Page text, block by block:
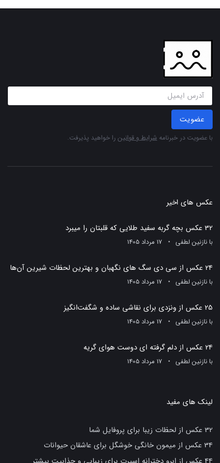
عضویت
با عضویت در خبرنامه شرایط و قوانین را خواهید پذیرفت.
عکس های اخیر
32 عکس بچه گربه سفید طلایی که قلبتان را میبرد
بانازنین لطفی 17 مرداد 1405
24 عکس از سی دی سگ های نگهبان و بهترین لحظات شیرین آن‌ها
بانازنین لطفی 17 مرداد 1405
25 عکس از ونزدی برای نقاشی ساده و شگفت‌انگیز
بانازنین لطفی 17 مرداد 1405
24 عکس از دلم گرفته ای دوست هوای گریه
بانازنین لطفی 17 مرداد 1405
لینک های مفید
32 عکس از لحظات زیبا برای پروفایل شما
34 عکس از میمون خانگی خوشگل برای عاشقان حیوانات